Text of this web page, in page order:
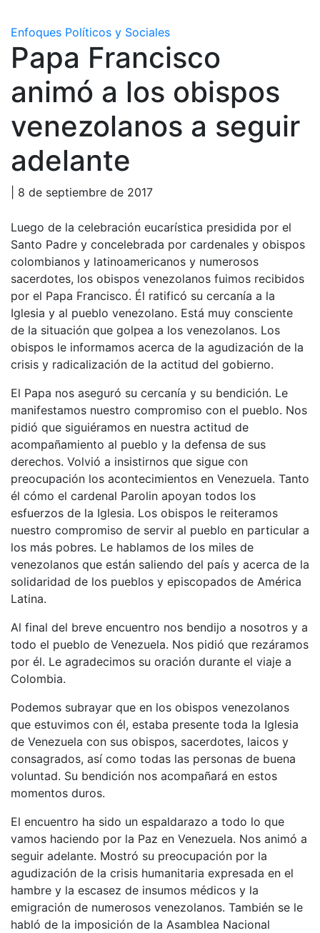
Enfoques Políticos y Sociales
Papa Francisco
animó a los obispos
venezolanos a seguir
adelante
| 8 de septiembre de 2017
Luego de la celebración eucarística presidida por el
Santo Padre y concelebrada por cardenales y obispos
colombianos y latinoamericanos y numerosos
sacerdotes, los obispos venezolanos fuimos recibidos
por el Papa Francisco. Él ratificó su cercanía a la
Iglesia y al pueblo venezolano. Está muy consciente
de la situación que golpea a los venezolanos. Los
obispos le informamos acerca de la agudización de la
crisis y radicalización de la actitud del gobierno.
El Papa nos aseguró su cercanía y su bendición. Le
manifestamos nuestro compromiso con el pueblo. Nos
pidió que siguiéramos en nuestra actitud de
acompañamiento al pueblo y la defensa de sus
derechos. Volvió a insistirnos que sigue con
preocupación los acontecimientos en Venezuela. Tanto
él cómo el cardenal Parolin apoyan todos los
esfuerzos de la Iglesia. Los obispos le reiteramos
nuestro compromiso de servir al pueblo en particular a
los más pobres. Le hablamos de los miles de
venezolanos que están saliendo del país y acerca de la
solidaridad de los pueblos y episcopados de América
Latina.
Al final del breve encuentro nos bendijo a nosotros y a
todo el pueblo de Venezuela. Nos pidió que rezáramos
por él. Le agradecimos su oración durante el viaje a
Colombia.
Podemos subrayar que en los obispos venezolanos
que estuvimos con él, estaba presente toda la Iglesia
de Venezuela con sus obispos, sacerdotes, laicos y
consagrados, así como todas las personas de buena
voluntad. Su bendición nos acompañará en estos
momentos duros.
El encuentro ha sido un espaldarazo a todo lo que
vamos haciendo por la Paz en Venezuela. Nos animó a
seguir adelante. Mostró su preocupación por la
agudización de la crisis humanitaria expresada en el
hambre y la escasez de insumos médicos y la
emigración de numerosos venezolanos. También se le
habló de la imposición de la Asamblea Nacional